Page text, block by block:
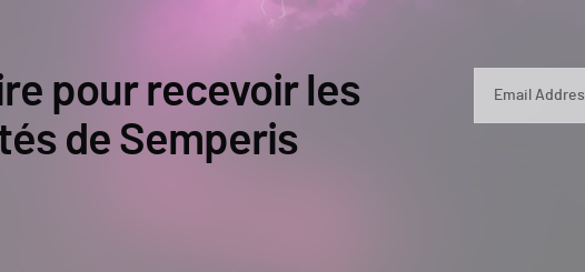
pour recevoir les
de Semperis